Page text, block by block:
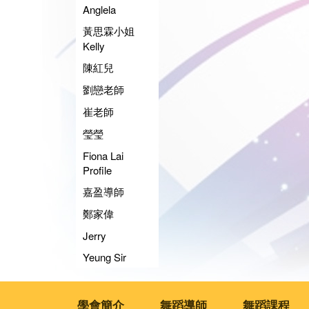
Anglela
黃思霖小姐
Kelly
陳紅兒
劉戀老師
崔老師
瑩瑩
Fiona Lai
Profile
嘉盈導師
鄭家偉
Jerry
Yeung Sir
學會簡介 舞蹈導師 舞蹈課程